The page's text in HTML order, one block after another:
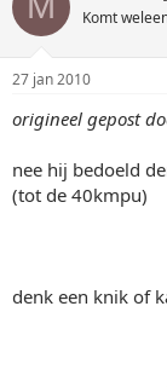
Komt
27 jan 2010
origineel gepost
nee hij bedoeld
(tot de 40kmpu)
denk een knik of